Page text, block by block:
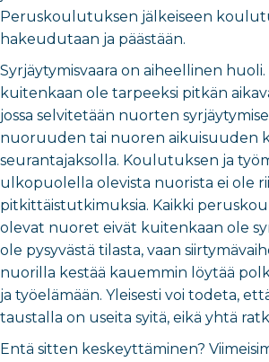
Peruskoulutuksen jälkeiseen
hakeudutaan ja päästään.
Syrjäytymisvaara on aiheellinen huoli.
kuitenkaan ole tarpeeksi pitkän
jossa selvitetään nuorten
nuoruuden tai nuoren aikuisuuden
seurantajaksolla. Koulutuksen ja
ulkopuolella olevista nuorista ei ole
pitkittäistutkimuksia. Kaikki
olevat nuoret eivät kuitenkaan ole
ole pysyvästä tilasta, vaan
nuorilla kestää kauemmin löytää
ja työelämään. Yleisesti voi todeta,
taustalla on useita syitä, eikä yhtä
Entä sitten keskeyttäminen?